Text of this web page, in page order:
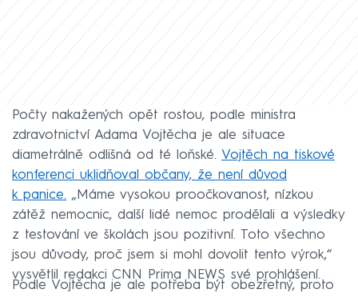
Počty nakažených opět rostou, podle ministra
zdravotnictví Adama Vojtěcha je ale situace
diametrálně odlišná od té loňské. Vojtěch na tiskové
konferenci uklidňoval občany, že není důvod
k panice. „Máme vysokou proočkovanost, nízkou
zátěž nemocnic, další lidé nemoc prodělali a výsledky
z testování ve školách jsou pozitivní. Toto všechno
jsou důvody, proč jsem si mohl dovolit tento výrok,“
vysvětlil redakci CNN Prima NEWS své prohlášení.
Podle Vojtěcha je ale potřeba být obezřetný, proto